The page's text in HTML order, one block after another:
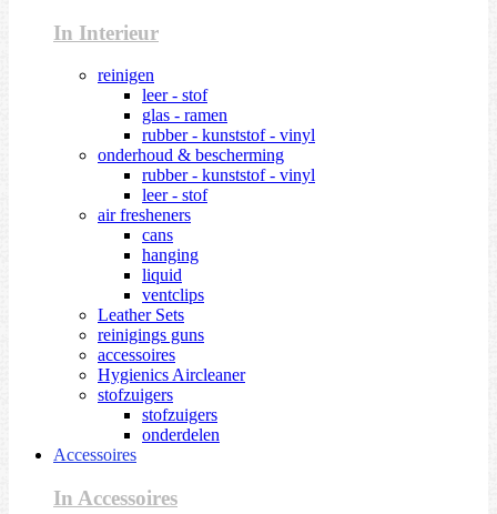
In Interieur
reinigen
leer - stof
glas - ramen
rubber - kunststof - vinyl
onderhoud & bescherming
rubber - kunststof - vinyl
leer - stof
air fresheners
cans
hanging
liquid
ventclips
Leather Sets
reinigings guns
accessoires
Hygienics Aircleaner
stofzuigers
stofzuigers
onderdelen
Accessoires
In Accessoires